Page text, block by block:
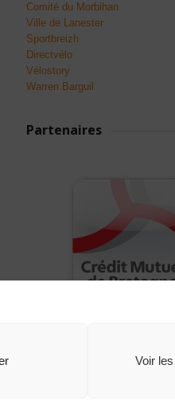
Voir
Comité du Morbihan
Ville de Lanester
Sportbreizh
Directvélo
Vélostory
Warren Barguil
Partenaires